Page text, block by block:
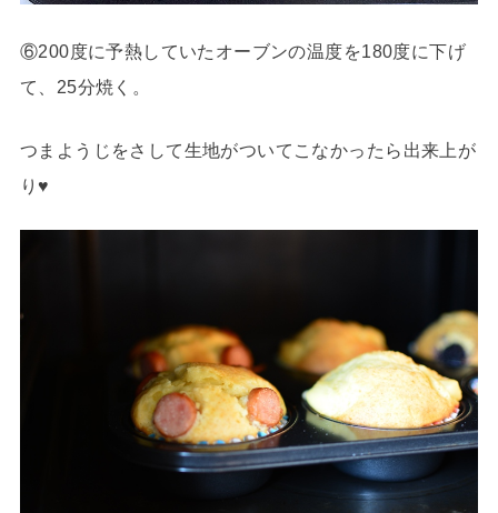
⑥200度に予熱していたオーブンの温度を180度に下げ
て、25分焼く。
つまようじをさして生地がついてこなかったら出来上が
り♥